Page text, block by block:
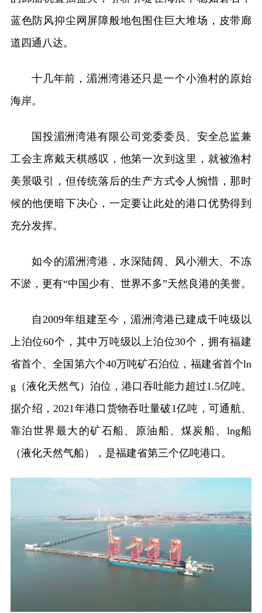
蓝色防风抑尘网屏障般地包围住巨大堆场，皮带廊
道四通八达。
十几年前，湄洲湾港还只是一个小渔村的原始
海岸。
国投湄洲湾港有限公司党委委员、安全总监兼
工会主席戴天棋感叹，他第一次到这里，就被渔村
美景吸引，但传统落后的生产方式令人惋惜，那时
候的他便暗下决心，一定要让此处的港口优势得到
充分发挥。
如今的湄洲湾港，水深陆阔、风小潮大、不冻
不淤，更有“中国少有、世界不多”天然良港的美誉。
自2009年组建至今，湄洲湾港已建成千吨级以
上泊位60个，其中万吨级以上泊位30个，拥有福建
省首个、全国第六个40万吨矿石泊位，福建省首个ln
g（液化天然气）泊位，港口吞吐能力超过1.5亿吨。
据介绍，2021年港口货物吞吐量破1亿吨，可通航、
靠泊世界最大的矿石船、原油船、煤炭船、lng船
（液化天然气船），是福建省第三个亿吨港口。